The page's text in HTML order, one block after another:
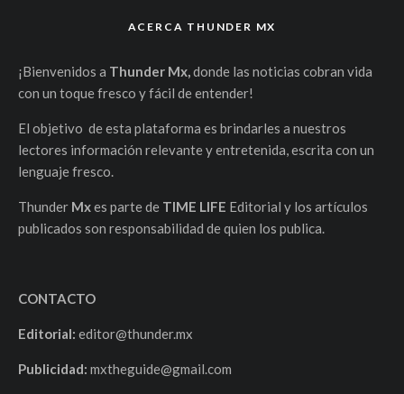
ACERCA THUNDER MX
¡Bienvenidos a Thunder Mx,donde las noticias cobran vida
con un toque fresco y fácil de entender!
El objetivo de esta plataforma es brindarles a nuestros
lectores información relevante y entretenida, escrita con un
lenguaje fresco.
Thunder Mxes parte de TIME LIFE Editorial y los artículos
publicados son responsabilidad de quien los publica.
CONTACTO
Editorial: editor@thunder.mx
Publicidad: mxtheguide@gmail.com